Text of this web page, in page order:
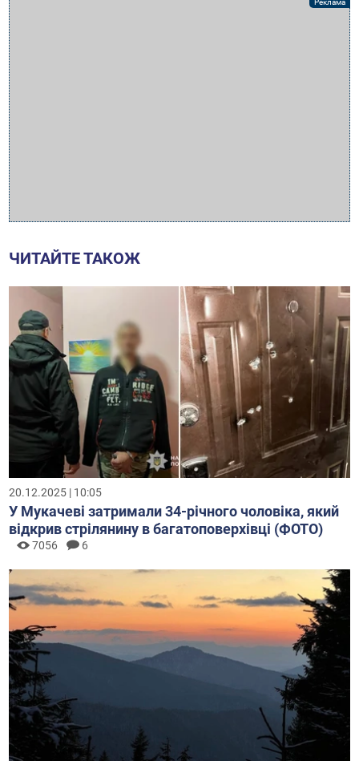
ЧИТАЙТЕ ТАКОЖ
20.12.2025 | 10:05
У Мукачеві затримали 34-річного чоловіка, який
відкрив стрілянину в багатоповерхівці (ФОТО)
7056 6